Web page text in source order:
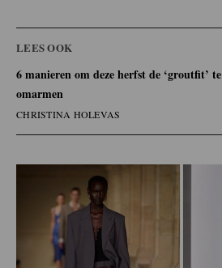
LEES OOK
6 manieren om deze herfst de ‘groutfit’ te
omarmen
CHRISTINA HOLEVAS